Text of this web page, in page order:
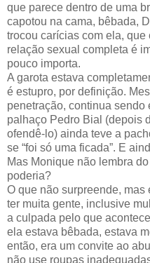
que parece dentro de uma
capotou na cama, bêbada,
trocou carícias com ela,
relação sexual completa é
pouco importa.
A garota estava
é estupro, por definição.
penetração, continua sendo
palhaço Pedro Bial (depois
ofendê-lo) ainda teve a
se “foi só uma ficada”. E
Mas Monique não lembra
poderia?
O que não surpreende, mas
ter muita gente, inclusive
a culpada pelo que
ela estava bêbada, estava
então, era um convite ao
não use roupas